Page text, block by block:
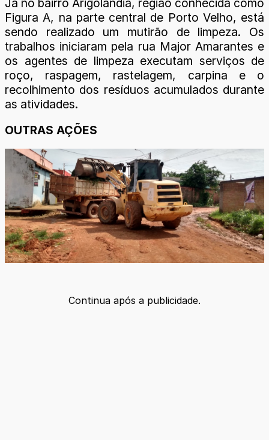
Figura A, na parte central de Porto Velho, está
sendo realizado um mutirão de limpeza. Os
trabalhos iniciaram pela rua Major Amarantes e
os agentes de limpeza executam serviços de
roço, raspagem, rastelagem, carpina e o
recolhimento dos resíduos acumulados durante
as atividades.
OUTRAS AÇÕES
Continua após a publicidade.